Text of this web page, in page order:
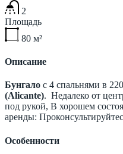
2
Площадь
80 м²
Описание
Бунгало с 4 спальнями в
(Alicante). Недалеко от
под рукой, В хорошем
аренды:
Особенности